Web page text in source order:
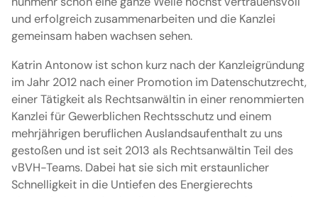
und erfolgreich zusammenarbeiten und die Kanzlei
gemeinsam haben wachsen sehen.
Katrin Antonow ist schon kurz nach der Kanzleigründung
im Jahr 2012 nach einer Promotion im Datenschutzrecht,
einer Tätigkeit als Rechtsanwältin in einer renommierten
Kanzlei für Gewerblichen Rechtsschutz und einem
mehrjährigen beruflichen Auslandsaufenthalt zu uns
gestoßen und ist seit 2013 als Rechtsanwältin Teil des
vBVH-Teams. Dabei hat sie sich mit erstaunlicher
Schnelligkeit in die Untiefen des Energierechts